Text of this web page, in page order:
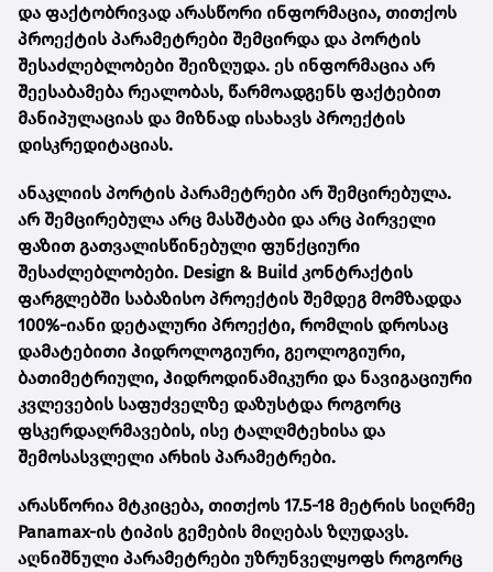
და ფაქტობრივად არასწორი ინფორმაცია, თითქოს
პროექტის პარამეტრები შემცირდა და პორტის
შესაძლებლობები შეიზღუდა. ეს ინფორმაცია არ
შეესაბამება რეალობას, წარმოადგენს ფაქტებით
მანიპულაციას და მიზნად ისახავს პროექტის
დისკრედიტაციას.
ანაკლიის პორტის პარამეტრები არ შემცირებულა.
არ შემცირებულა არც მასშტაბი და არც პირველი
ფაზით გათვალისწინებული ფუნქციური
შესაძლებლობები. Design & Build კონტრაქტის
ფარგლებში საბაზისო პროექტის შემდეგ მომზადდა
100%-იანი დეტალური პროექტი, რომლის დროსაც
დამატებითი ჰიდროლოგიური, გეოლოგიური,
ბათიმეტრიული, ჰიდროდინამიკური და ნავიგაციური
კვლევების საფუძველზე დაზუსტდა როგორც
ფსკერდაღრმავების, ისე ტალღმტეხისა და
შემოსასვლელი არხის პარამეტრები.
არასწორია მტკიცება, თითქოს 17.5-18 მეტრის სიღრმე
Panamax-ის ტიპის გემების მიღებას ზღუდავს.
აღნიშნული პარამეტრები უზრუნველყოფს როგორც